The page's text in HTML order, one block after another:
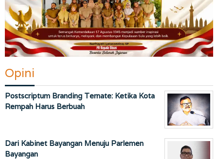
Opini
Postscriptum Branding Ternate: Ketika Kota
Rempah Harus Berbuah
Dari Kabinet Bayangan Menuju Parlemen
Bayangan